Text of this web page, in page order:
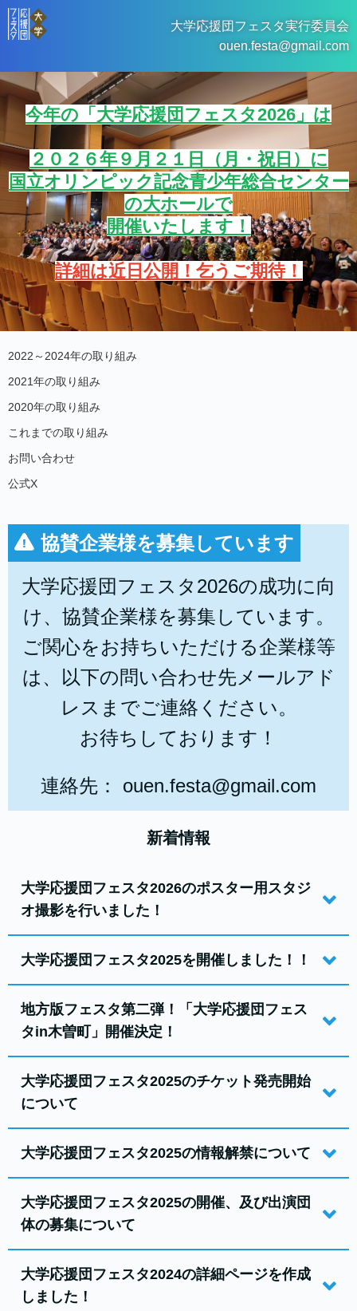
大学応援団フェスタ実行委員会
ouen.festa@gmail.com
今年の「大学応援団フェスタ2026」は
２０２６年９月２１日（月・祝日）に
国立オリンピック記念青少年総合センター
の大ホールで
開催いたします！
詳細は近日公開！乞うご期待！
2022～2024年の取り組み
2021年の取り組み
2020年の取り組み
これまでの取り組み
お問い合わせ
公式X
協賛企業様を募集しています
大学応援団フェスタ2026の成功に向
け、協賛企業様を募集しています。
ご関心をお持ちいただける企業様等
は、以下の問い合わせ先メールアド
レスまでご連絡ください。
お待ちしております！
連絡先： ouen.festa@gmail.com
新着情報
大学応援団フェスタ2026のポスター用スタジ
オ撮影を行いました！
大学応援団フェスタ2025を開催しました！！
地方版フェスタ第二弾！「大学応援団フェス
タin木曽町」開催決定！
大学応援団フェスタ2025のチケット発売開始
について
大学応援団フェスタ2025の情報解禁について
大学応援団フェスタ2025の開催、及び出演団
体の募集について
大学応援団フェスタ2024の詳細ページを作成
しました！